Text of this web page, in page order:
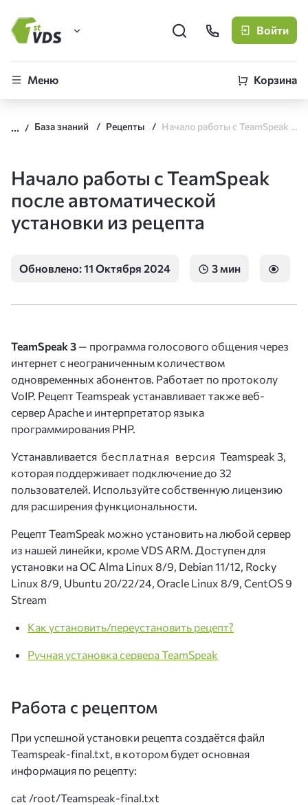
FirstVDS (вы здесь)
CLO
Войти
Меню Корзина
База знаний Рецепты Начало работы с TeamSpeak после автоматической установки из рецепта
Начало работы с TeamSpeak
после автоматической
установки из рецепта
Обновлено: 11 Октября 2024 3 мин
TeamSpeak 3 — программа голосового общения через
интернет с неограниченным количеством
одновременных абонентов. Работает по протоколу
VoIP. Рецепт Teamspeak устанавливает также веб-
сервер Apache и интерпретатор языка
программирования PHP.
Устанавливается бесплатная версия Teamspeak 3,
которая поддерживает подключение до 32
пользователей. Используйте собственную лицензию
для расширения функциональности.
Рецепт TeamSpeak можно установить на любой сервер
из нашей линейки, кроме VDS ARM. Доступен для
установки на ОС Alma Linux 8/9, Debian 11/12, Rocky
Linux 8/9, Ubuntu 20/22/24, Oracle Linux 8/9, CentOS 9
Stream
Как установить/переустановить рецепт?
Ручная установка сервера TeamSpeak
Работа с рецептом
При успешной установки рецепта создаётся файл
Teamspeak-final.txt, в котором будет основная
информация по рецепту:
cat /root/Teamspeak-final.txt